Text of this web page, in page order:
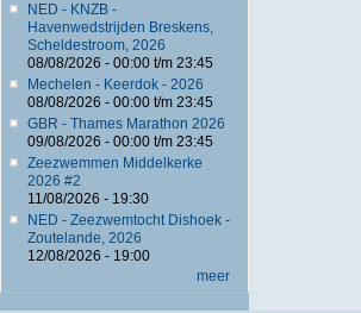
NED - KNZB -
Havenwedstrijden Breskens,
Scheldestroom, 2026
08/08/2026 - 00:00t/m 23:45
Mechelen - Keerdok - 2026
08/08/2026 - 00:00t/m 23:45
GBR - Thames Marathon 2026
09/08/2026 - 00:00t/m 23:45
Zeezwemmen Middelkerke
2026 #2
11/08/2026 - 19:30
NED - Zeezwemtocht Dishoek -
Zoutelande, 2026
12/08/2026 - 19:00
meer